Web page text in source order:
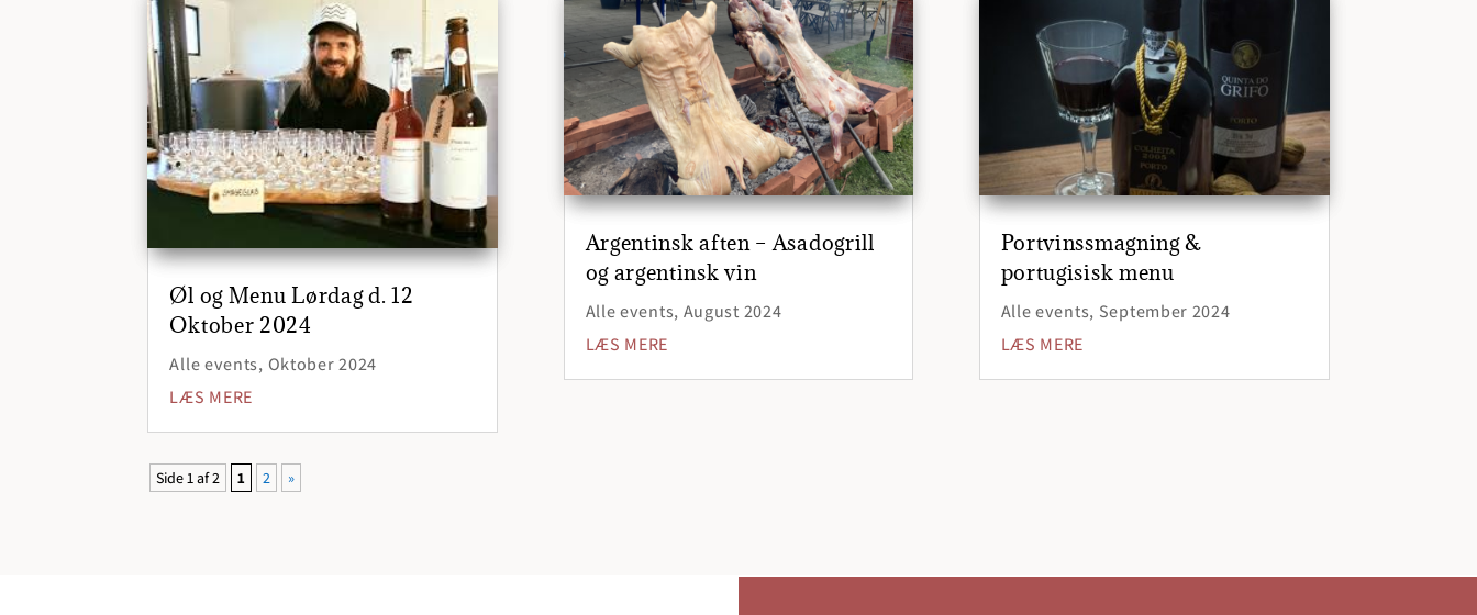
Øl og Menu Lørdag d. 12
Oktober 2024
Alle events, Oktober 2024
LÆS MERE
Argentinsk aften – Asadogrill
og argentinsk vin
Alle events, August 2024
LÆS MERE
Portvinssmagning &
portugisisk menu
Alle events, September 2024
LÆS MERE
Side 1 af 2 1 2 »